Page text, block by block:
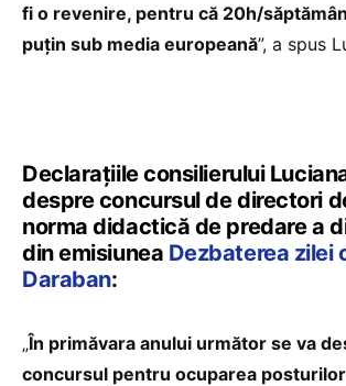
fi o revenire, pentru că 20h/
puțin sub media europeană”, a spus
Declarațiile consilierului
despre concursul de directori
norma didactică de predare a
din emisiunea Dezbaterea zilei
Daraban:
„În primăvara anului următor se va
concursul pentru ocuparea